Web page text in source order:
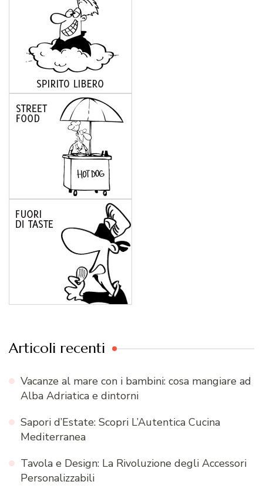
Articoli recenti
Vacanze al mare con i bambini: cosa mangiare ad
Alba Adriatica e dintorni
Sapori d’Estate: Scopri L’Autentica Cucina
Mediterranea
Tavola e Design: La Rivoluzione degli Accessori
Personalizzabili